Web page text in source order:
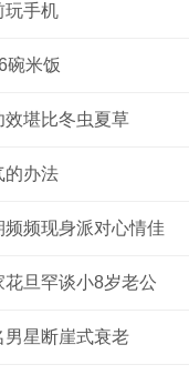
玩手机
碗米饭
效堪比冬虫夏草
的办法
频频现身派对心情佳
旦罕谈小8岁老公
男星断崖式衰老